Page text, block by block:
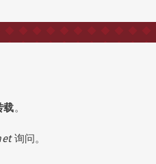
载。
询问。